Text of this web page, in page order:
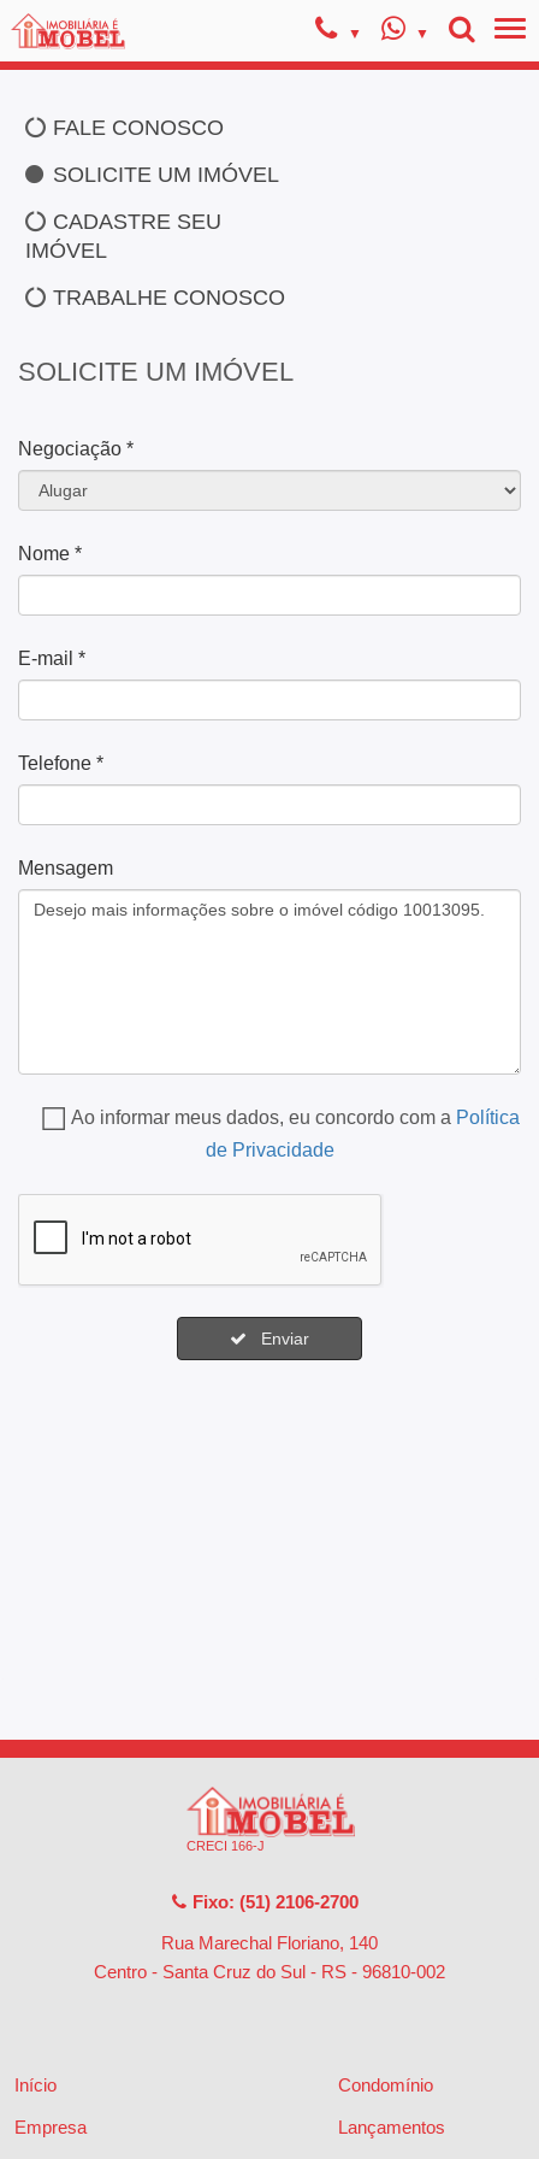
FALE CONOSCO
SOLICITE UM IMÓVEL
CADASTRE SEU
IMÓVEL
TRABALHE CONOSCO
SOLICITE UM IMÓVEL
Negociação *
Nome *
E-mail *
Telefone *
Mensagem
Ao informar meus dados, eu concordo com a Política
de Privacidade
Enviar
CRECI 166-J
Fixo: (51) 2106-2700
Rua Marechal Floriano, 140
Centro - Santa Cruz do Sul - RS - 96810-002
Início
Empresa
Condomínio
Lançamentos